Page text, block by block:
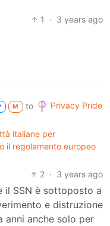
1
· 3 years ago
M to
Privacy Pride
italiane per
il regolamento europeo
2 · 3 years ago
il SSN è sottoposto a
e distruzione
anni anche solo per